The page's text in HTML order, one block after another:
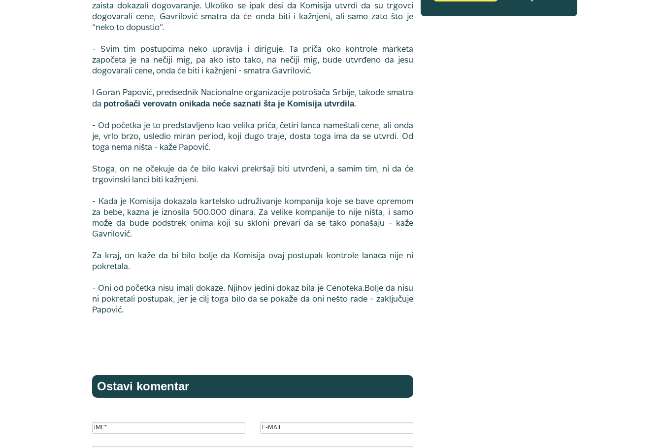
zaista dokazali dogovaranje. Ukoliko se ipak desi da Komisija utvrdi da su trgovci
dogovarali cene, Gavrilović smatra da će onda biti i kažnjeni, ali samo zato što je
“neko to dopustio”.
- Svim tim postupcima neko upravlja i diriguje. Ta priča oko kontrole marketa
započeta je na nečiji mig, pa ako isto tako, na nečiji mig, bude utvrđeno da jesu
dogovarali cene, onda će biti i kažnjeni - smatra Gavrilović.
I Goran Papović, predsednik Nacionalne organizacije potrošača Srbije, takođe smatra
da potrošači verovatn onikada neće saznati šta je Komisija utvrdila.
- Od početka je to predstavljeno kao velika priča, četiri lanca nameštali cene, ali onda
je, vrlo brzo, usledio miran period, koji dugo traje, dosta toga ima da se utvrdi. Od
toga nema ništa - kaže Papović.
Stoga, on ne očekuje da će bilo kakvi prekršaji biti utvrđeni, a samim tim, ni da će
trgovinski lanci biti kažnjeni.
- Kada je Komisija dokazala kartelsko udruživanje kompanija koje se bave opremom
za bebe, kazna je iznosila 500.000 dinara. Za velike kompanije to nije ništa, i samo
može da bude podstrek onima koji su skloni prevari da se tako ponašaju - kaže
Gavrilović.
Za kraj, on kaže da bi bilo bolje da Komisija ovaj postupak kontrole lanaca nije ni
pokretala.
- Oni od početka nisu imali dokaze. Njihov jedini dokaz bila je Cenoteka.Bolje da nisu
ni pokretali postupak, jer je cilj toga bilo da se pokaže da oni nešto rade - zaključuje
Papović.
Ostavi komentar